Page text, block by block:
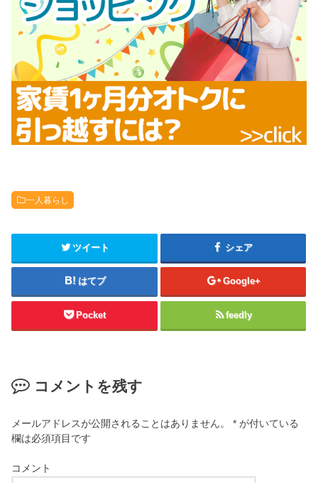
一人暮らし
ツイート シェア
はてブ Google+
Pocket feedly
コメントを残す
メールアドレスが公開されることはありません。 * が付いている
欄は必須項目です
コメント